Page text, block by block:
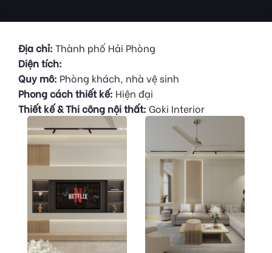
Địa chỉ: Thành phố Hải Phòng
Diện tích:
Quy mô: Phòng khách, nhà vệ sinh
Phong cách thiết kế: Hiện đại
Thiết kế & Thi công nội thất: Goki Interior